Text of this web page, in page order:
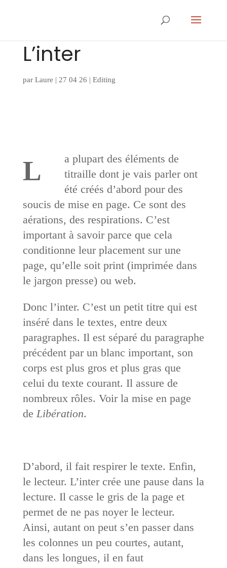
L’inter
par Laure | 27 04 26 | Editing
L
a plupart des éléments de
titraille dont je vais parler ont
été créés d’abord pour des
soucis de mise en page. Ce sont des
aérations, des respirations. C’est
important à savoir parce que cela
conditionne leur placement sur une
page, qu’elle soit print (imprimée dans
le jargon presse) ou web.
Donc l’inter. C’est un petit titre qui est
inséré dans le textes, entre deux
paragraphes. Il est séparé du paragraphe
précédent par un blanc important, son
corps est plus gros et plus gras que
celui du texte courant. Il assure de
nombreux rôles. Voir la mise en page
de Libération.
D’abord, il fait respirer le texte. Enfin,
le lecteur. L’inter crée une pause dans la
lecture. Il casse le gris de la page et
permet de ne pas noyer le lecteur.
Ainsi, autant on peut s’en passer dans
les colonnes un peu courtes, autant,
dans les longues, il en faut